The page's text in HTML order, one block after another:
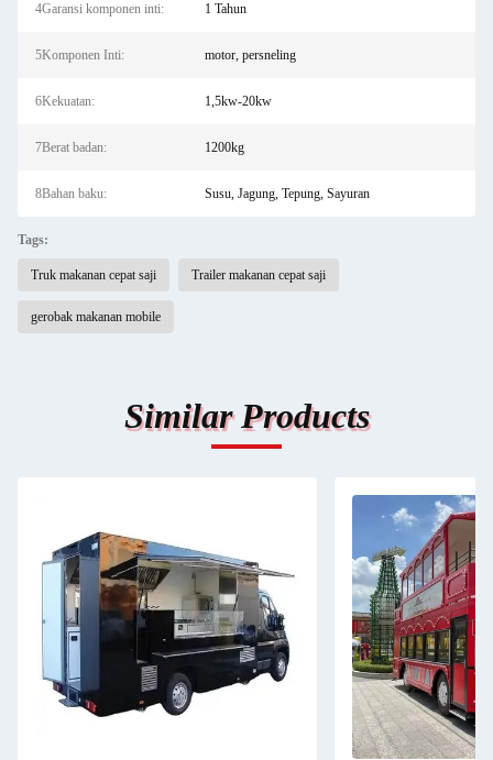
4Garansi komponen inti: 1 Tahun
5Komponen Inti: motor, persneling
6Kekuatan: 1,5kw-20kw
7Berat badan: 1200kg
8Bahan baku: Susu, Jagung, Tepung, Sayuran
Tags:
Truk makanan cepat saji Trailer makanan cepat saji
gerobak makanan mobile
Similar Products